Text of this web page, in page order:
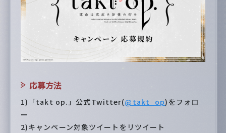
応募方法
1)「takt op.」公式Twitter(@takt_op)をフォロ
ー
2)キャンペーン対象ツイートをリツイート